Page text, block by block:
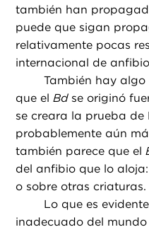
también han
puede que sigan
relativamente pocas
internacional de
También hay algo
que elBdse originó
se creara la prueba de
probablemente aún
también parece que el
del anfibio que lo
o sobre otras criaturas.
Lo que es
inadecuado del